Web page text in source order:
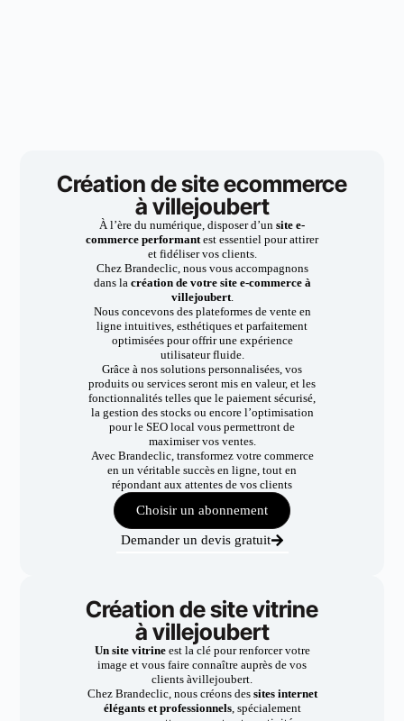
Création de site ecommerce
à villejoubert
À l’ère du numérique, disposer d’un site e-
commerce performantest essentiel pour attirer
et fidéliser vos clients.
Chez Brandeclic, nous vous accompagnons
dans la création de votre site e-commerce à
villejoubert.
Nous concevons des plateformes de vente en
ligne intuitives, esthétiques et parfaitement
optimisées pour offrir une expérience
utilisateur fluide.
Grâce à nos solutions personnalisées, vos
produits ou services seront mis en valeur, et les
fonctionnalités telles que le paiement sécurisé,
la gestion des stocks ou encore l’optimisation
pour le SEO local vous permettront de
maximiser vos ventes.
Avec Brandeclic, transformez votre commerce
en un véritable succès en ligne, tout en
répondant aux attentes de vos clients
Choisir un abonnement
Demander un devis gratuit
Création de site vitrine
à villejoubert
Un site vitrineest la clé pour renforcer votre
image et vous faire connaître auprès de vos
clients àvillejoubert.
Chez Brandeclic, nous créons dessites internet
élégants et professionnels, spécialement